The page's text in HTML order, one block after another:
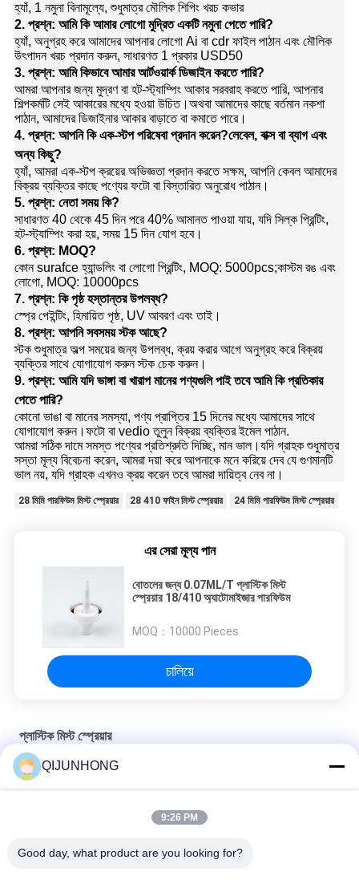
হ্যাঁ, 1 নমুনা বিনামূল্যে, শুধুমাত্র মৌলিক শিপিং খরচ কভার
2. প্রশ্ন: আমি কি আমার লোগো মুদ্রিত একটি নমুনা পেতে পারি?
হ্যাঁ, অনুগ্রহ করে আমাদের আপনার লোগো Ai বা cdr ফাইল পাঠান এবং মৌলিক
উৎপাদন খরচ প্রদান করুন, সাধারণত 1 প্রকার USD50
3. প্রশ্ন: আমি কিভাবে আমার আর্টওয়ার্ক ডিজাইন করতে পারি?
আমরা আপনার জন্য মুদ্রণ বা হট-স্ট্যাম্পিং আকার সরবরাহ করতে পারি, আপনার
শিল্পকর্মটি সেই আকারের মধ্যে হওয়া উচিত।অথবা আমাদের কাছে বর্তমান নকশা
পাঠান, আমাদের ডিজাইনার আকার বাড়াতে বা কমাতে পারে।
4. প্রশ্ন: আপনি কি এক-স্টপ পরিষেবা প্রদান করেন?লেবেল, বাক্স বা ব্যাগ এবং
অন্য কিছু?
হ্যাঁ, আমরা এক-স্টপ ক্রয়ের অভিজ্ঞতা প্রদান করতে সক্ষম, আপনি কেবল আমাদের
বিক্রয় ব্যক্তির কাছে পণ্যের ফটো বা বিস্তারিত অনুরোধ পাঠান।
5. প্রশ্ন: নেতা সময় কি?
সাধারণত 40 থেকে 45 দিন পরে 40% আমানত পাওয়া যায়, যদি সিল্ক প্রিন্টিং,
হট-স্ট্যাম্পিং করা হয়, সময় 15 দিন যোগ হবে।
6. প্রশ্ন: MOQ?
কোন surafce হ্যান্ডলিং বা লোগো প্রিন্টিং, MOQ: 5000pcs;কাস্টম রঙ এবং
লোগো, MOQ: 10000pcs
7. প্রশ্ন: কি পৃষ্ঠ হস্তান্তর উপলব্ধ?
স্প্রে পেইন্টিং, হিমায়িত পৃষ্ঠ, UV আবরণ এবং তাই।
8. প্রশ্ন: আপনি সবসময় স্টক আছে?
স্টক শুধুমাত্র অল্প সময়ের জন্য উপলব্ধ, ক্রয় করার আগে অনুগ্রহ করে বিক্রয়
ব্যক্তির সাথে যোগাযোগ করুন স্টক চেক করুন।
9. প্রশ্ন: আমি যদি ভাঙ্গা বা খারাপ মানের পণ্যগুলি পাই তবে আমি কি প্রতিকার
পেতে পারি?
কোনো ভাঙা বা মানের সমস্যা, পণ্য প্রাপ্তির 15 দিনের মধ্যে আমাদের সাথে
যোগাযোগ করুন।ফটো বা vedio তুলুন বিক্রয় ব্যক্তির ইমেল পাঠান.
আমরা সঠিক দামে সমস্ত পণ্যের প্রতিশ্রুতি দিচ্ছি, মান ভাল।যদি গ্রাহক শুধুমাত্র
সস্তা মূল্য বিবেচনা করেন, আমরা দয়া করে আপনাকে মনে করিয়ে দেব যে গুণমানটি
ভাল নয়, যদি গ্রাহক এখনও ক্রয় করেন তবে আমরা দায়িত্ব নেব না।
28 মিমি পারফিউম মিস্ট স্প্রেয়ার 28 410 ফাইন মিস্ট স্প্রেয়ার 24 মিমি পারফিউম মিস্ট স্প্রেয়ার
এর সেরা মূল্য পান
বোতলের জন্য 0.07ML/T প্লাস্টিক মিস্ট
স্প্রেয়ার 18/410 অ্যাটোমাইজার পারফিউম
MOQ： 10000 Pieces
চালিয়ে
প্লাস্টিক মিস্ট স্প্রেয়ার
80ml 100ml প্লাস্টিক মিস্ট স্প্রেয়ার, ক্লিয়ার ক্যাপ সহ রিবড মিস্ট স্প্রেয়ার
QIJUNHONG
9:26 PM
Good day, what product are you looking for?